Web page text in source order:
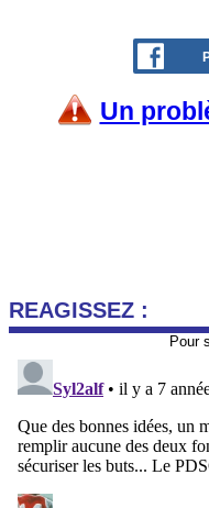
Un
REAGISSEZ :
Pour